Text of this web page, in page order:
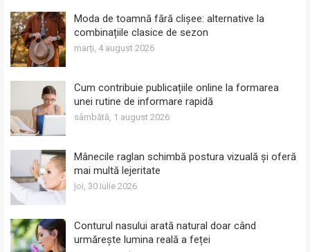
Moda de toamnă fără clișee: alternative la
combinațiile clasice de sezon
marți, 4 august 2026
Cum contribuie publicațiile online la formarea
unei rutine de informare rapidă
sâmbătă, 1 august 2026
Mânecile raglan schimbă postura vizuală și oferă
mai multă lejeritate
joi, 30 iulie 2026
Conturul nasului arată natural doar când
urmărește lumina reală a feței